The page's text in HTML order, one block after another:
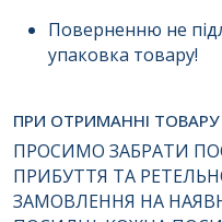
Поверненню не
упаковка товару!
ПРИ ОТРИМАННІ
ПРОСИМО ЗАБРАТИ
ПРИБУТТЯ ТА
ЗАМОВЛЕННЯ НА